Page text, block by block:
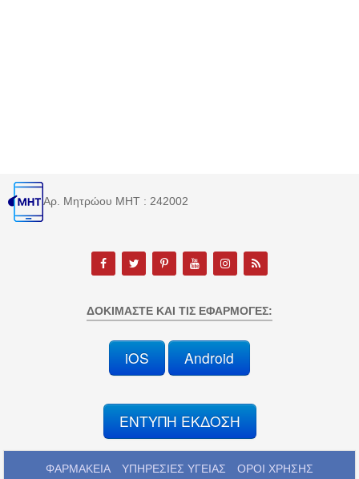
Αρ. Μητρώου MHT : 242002
ΔΟΚΙΜΆΣΤΕ ΚΑΙ ΤΙΣ ΕΦΑΡΜΟΓΈΣ:
iOS Android
ΕΝΤΥΠΗ ΕΚΔΟΣΗ
ΦΑΡΜΑΚΕΙΑ ΥΠΗΡΕΣΙΕΣ ΥΓΕΙΑΣ ΟΡΟΙ ΧΡΗΣΗΣ